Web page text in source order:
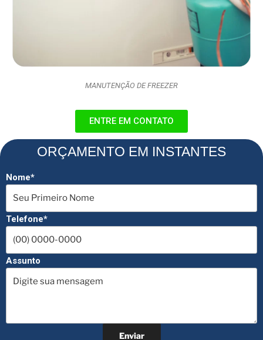
MANUTENÇÃO DE FREEZER
ENTRE EM CONTATO
ORÇAMENTO EM INSTANTES
Nome*
Telefone*
Assunto